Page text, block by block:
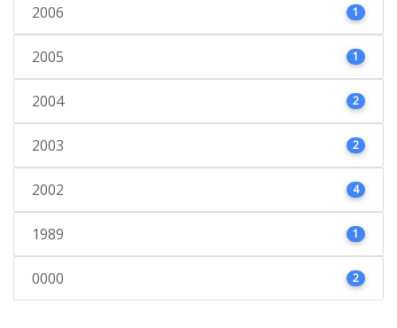
2006 1
2005 1
2004 2
2003 2
2002 4
1989 1
0000 2